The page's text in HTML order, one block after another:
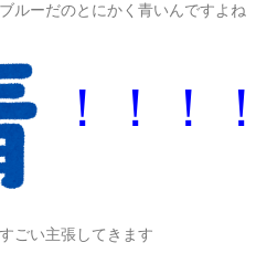
ルーだのとにかく青いんですよね
！！！！
ごい主張してきます